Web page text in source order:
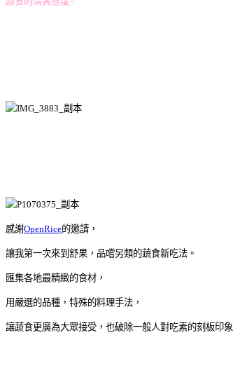
感謝OpenRice的邀請，
讓我第一次來到舒果，品嚐另類的蔬食新吃法。
匯集各地最精緻的食材，
用嚴選的品種，特殊的料理手法，
讓蔬食更廣為大眾接受，也破除一般人對吃素的刻板印象